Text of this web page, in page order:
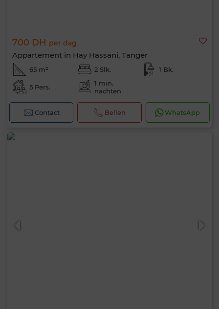
700 DH per dag
Appartement in Hay Hassani, Tanger
65 m² 2 Slk. 1 Bk.
5 Pers.
1 min.
nachten
Contact Bellen WhatsApp